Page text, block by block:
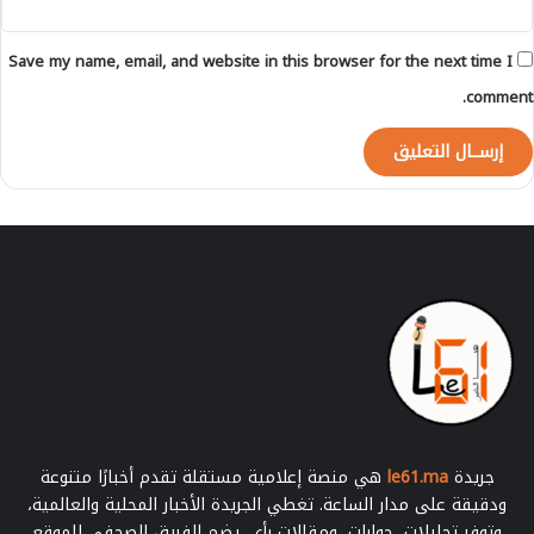
Save my name, email, and website in this browser for the next time I
comment.
جريدةle61.ma هي منصة إعلامية مستقلة تقدم أخبارًا متنوعة
ودقيقة على مدار الساعة. تغطي الجريدة الأخبار المحلية والعالمية،